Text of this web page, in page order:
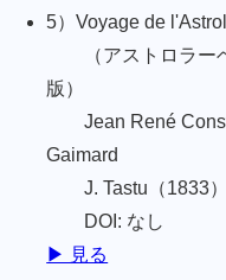
5）Voyage de
（アストロラーベ
版）
Jean René
Gaimard
J. Tastu（1833）
DOI: なし
▶ 見る